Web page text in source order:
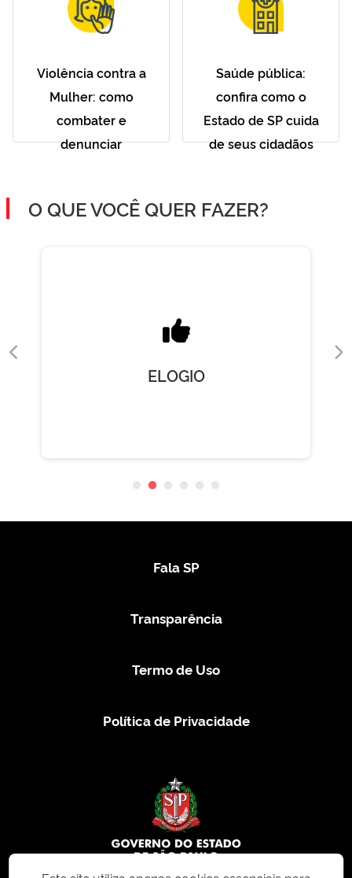
Violência contra a
Mulher: como
combater e
denunciar
Saúde pública:
confira como o
Estado de SP cuida
de seus cidadãos
O QUE VOCÊ QUER FAZER?
ELOGIO
Fala SP
Transparência
Termo de Uso
Política de Privacidade